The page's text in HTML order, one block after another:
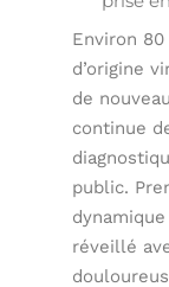
Environ
d’origine
de
continue
public.
réveillé